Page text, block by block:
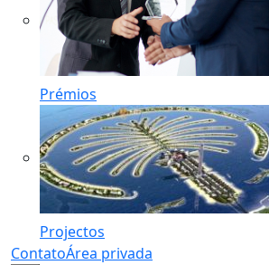
Prémios
Projectos
ContatoÁrea privada